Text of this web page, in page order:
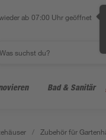
ab 07:00 Uhr geöffnet
Bad & Sanitär
/ Zubehör für